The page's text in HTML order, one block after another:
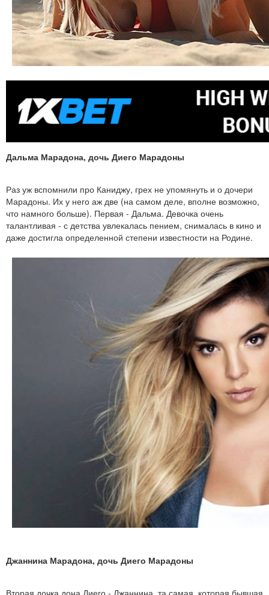
Дальма Марадона, дочь Диего Марадоны
Раз уж вспомнили про Каниджу, грех не упомянуть и о дочери
Марадоны. Их у него аж две (на самом деле, вполне возможно,
что намного больше). Первая - Дальма. Девочка очень
талантливая - с детства увлекалась пением, снималась в кино и
даже достигла определенной степени известности на Родине.
Джаннина Марадона, дочь Диего Марадоны
Вторая дочка дона Диего - Джаннина, та самая, которая бывшая